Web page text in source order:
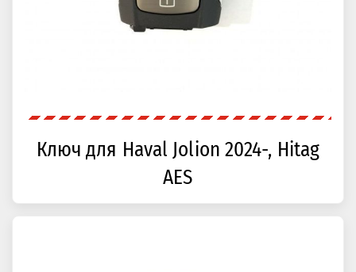
Ключ для Haval Jolion 2024-, Hitag
AES